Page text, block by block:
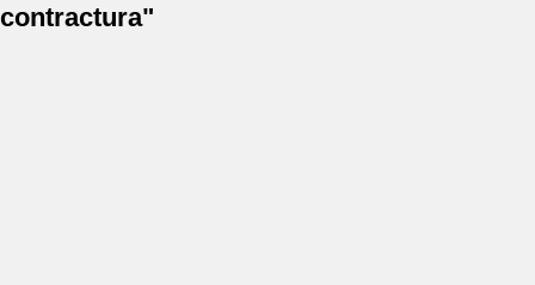
contractura"